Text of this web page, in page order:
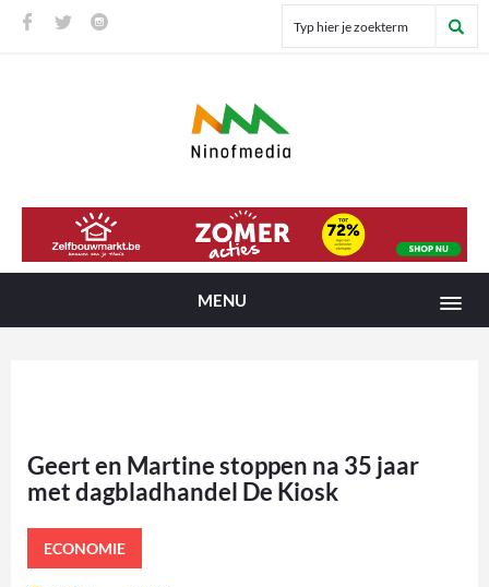
MENU
Geert en Martine stoppen na 35 jaar
met dagbladhandel De Kiosk
ECONOMIE